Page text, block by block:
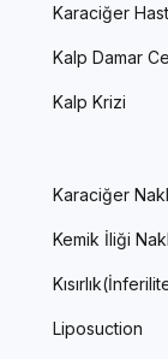
Karaciğer
Kalp Damar
Kalp Krizi
Karaciğer
Kemik İliği
Liposuction